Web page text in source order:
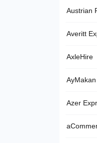
Austrian
Averitt
AxleHire
AyMakan
Azer